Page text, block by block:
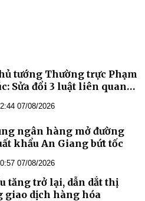
tướng Thường trực Phạm
Sửa đổi 3 luật liên quan
cấp bách
07/08/2026
ngân hàng mở đường
khẩu An Giang bứt tốc
07/08/2026
tăng trở lại, dẫn dắt thị
giao dịch hàng hóa